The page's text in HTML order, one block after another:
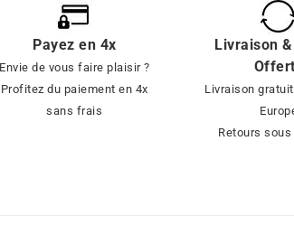
Payez en 4x
Envie de vous faire plaisir ?
Profitez du paiement en 4x
sans frais
Livraison
Livraison
Retours sous